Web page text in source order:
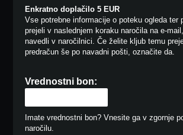
Enkratno doplačilo 5 EUR
Vse potrebne informacije o poteku ogleda ter
prejeli v naslednjem koraku naročila na e-
navedli v naročilnici. Če želite kljub temu
predračun še po navadni pošti, označite da.
Vrednostni bon:
Imate vrednostni bon? Vnesite ga v zgornje
naročilu.